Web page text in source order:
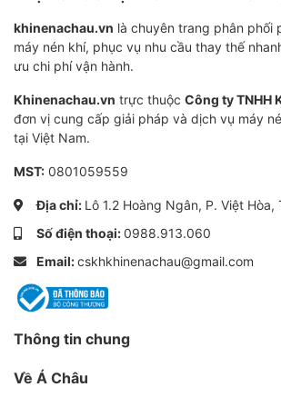
hành máy
- Hiệu quả lọc: 99,9%. Hàm lượng
m3 khí.
Hitachi 21714040
Application
Hitachi 30HP
Height
200mm
Outer Diameter
Mua lọc tách từ 01
khinenachau.vn là chuyên trang phân phối
máy nén khí, phục vụ nhu cầu thay thế
ưu chi phí vận hành.
Khinenachau.vn trực thuộc Công ty TNHH
đơn vị cung cấp giải pháp và dịch vụ máy
tại Việt Nam.
MST: 0801059559
Địa chỉ: Lô 1.2 Hoàng Ngân, P. Việt Hòa,
Số điện thoại:0988.913.060
Email:cskhkhinenachau@gmail.com
Thông tin chung
Về Á Châu